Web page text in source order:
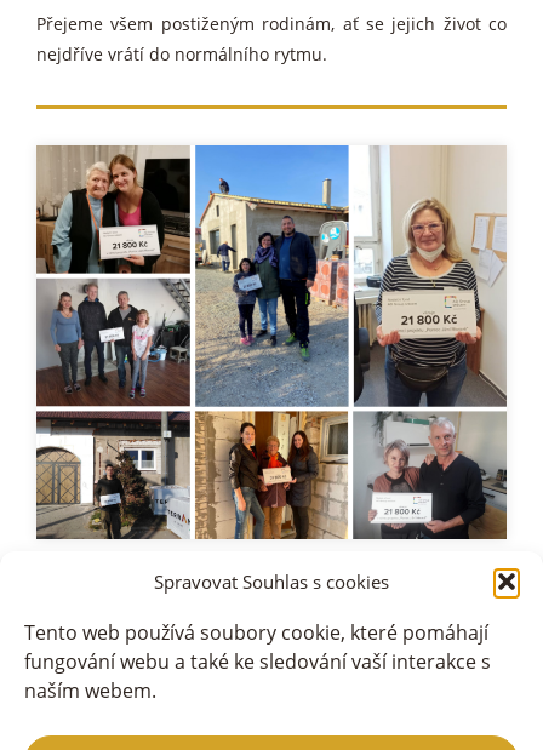
Spravovat Souhlas s cookies
Tento web používá soubory cookie, které pomáhají
fungování webu a také ke sledování vaší interakce s
naším webem.
Přejeme všem postiženým rodinám, ať se jejich život co
nejdříve vrátí do normálního rytmu.